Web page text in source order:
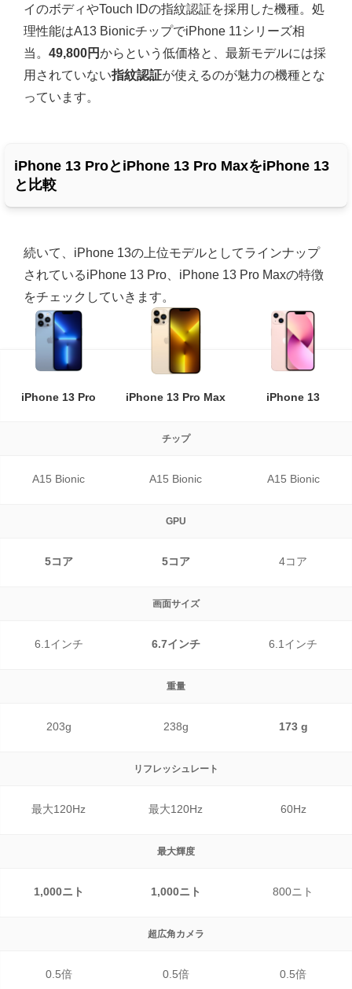
イのボディやTouch IDの指紋認証を採用した機種。処
理性能はA13 BionicチップでiPhone 11シリーズ相
当。 49,800円からという低価格と、最新モデルには採
用されていない指紋認証が使えるのが魅力の機種とな
っています。
iPhone 13 ProとiPhone 13 Pro MaxをiPhone 13
と比較
続いて、iPhone 13の上位モデルとしてラインナップ
されているiPhone 13 Pro、iPhone 13 Pro Maxの特徴
をチェックしていきます。
iPhone 13 Pro iPhone 13 Pro Max iPhone 13
チップ
A15 Bionic A15 Bionic A15 Bionic
GPU
5コア 5コア 4コア
画面サイズ
6.1インチ 6.7インチ 6.1インチ
重量
203g 238g 173 g
リフレッシュレート
最大120Hz 最大120Hz 60Hz
最大輝度
1,000ニト 1,000ニト 800ニト
超広角カメラ
0.5倍 0.5倍 0.5倍